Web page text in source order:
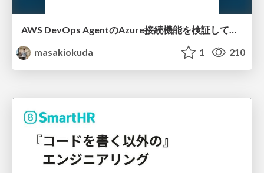
AWS DevOps AgentのAzure接続機能を検証して見えた活用法／Use Cases Verified for the AWS DevOps Agent's Azure Connectivity Feature
masakiokuda
1 210